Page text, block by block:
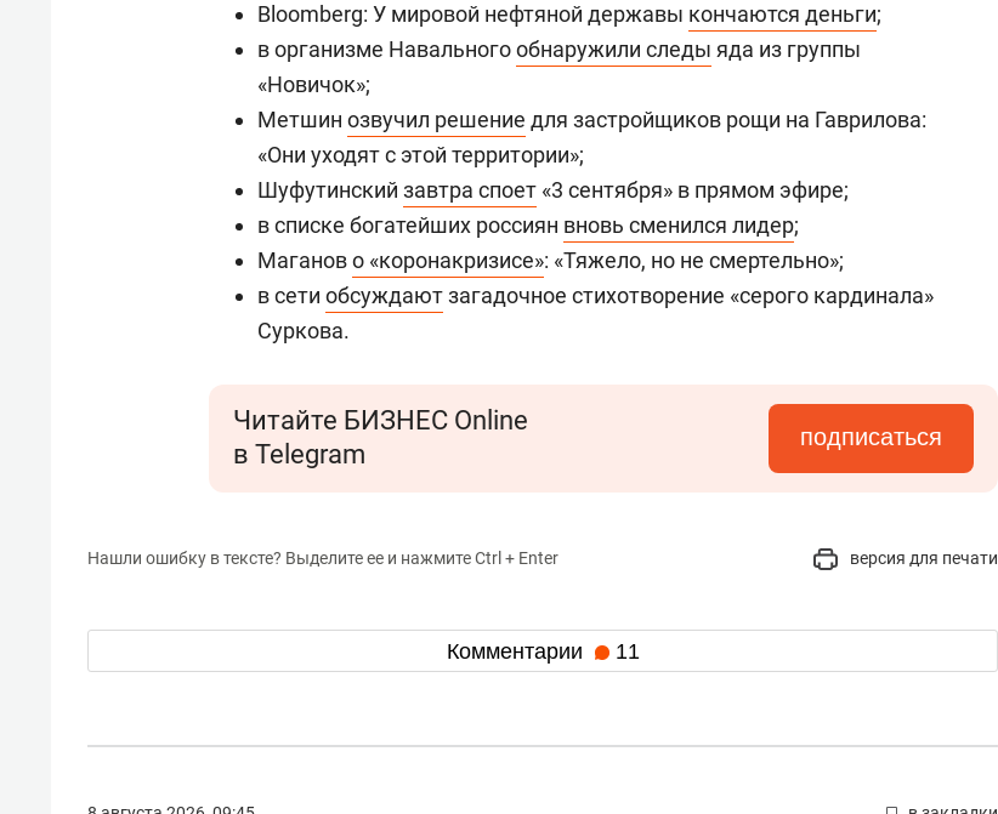
Bloomberg: У мировой нефтяной державы кончаются деньги;
в организме Навальногообнаружили следы яда из группы
«Новичок»;
Метшин озвучил решение для застройщиков рощи на Гаврилова:
«Они уходят с этой территории»;
Шуфутинский завтра споет «3 сентября» в прямом эфире;
в списке богатейших россиян вновь сменился лидер;
Маганово «коронакризисе»: «Тяжело, но не смертельно»;
в сети обсуждаютзагадочное стихотворение «серого кардинала»
Суркова.
Читайте БИЗНЕС Online
в Telegram
подписаться
Нашли ошибку в тексте? Выделите ее и нажмите Ctrl + Enter версия для печати
Комментарии 11